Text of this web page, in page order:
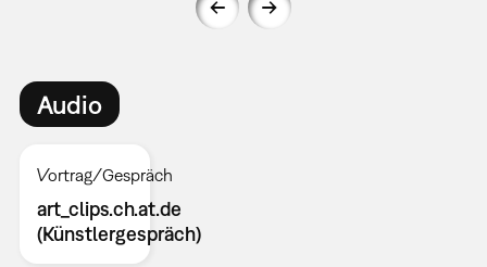
Audio
Vortrag/Gespräch
art_clips.ch.at.de
(Künstlergespräch)